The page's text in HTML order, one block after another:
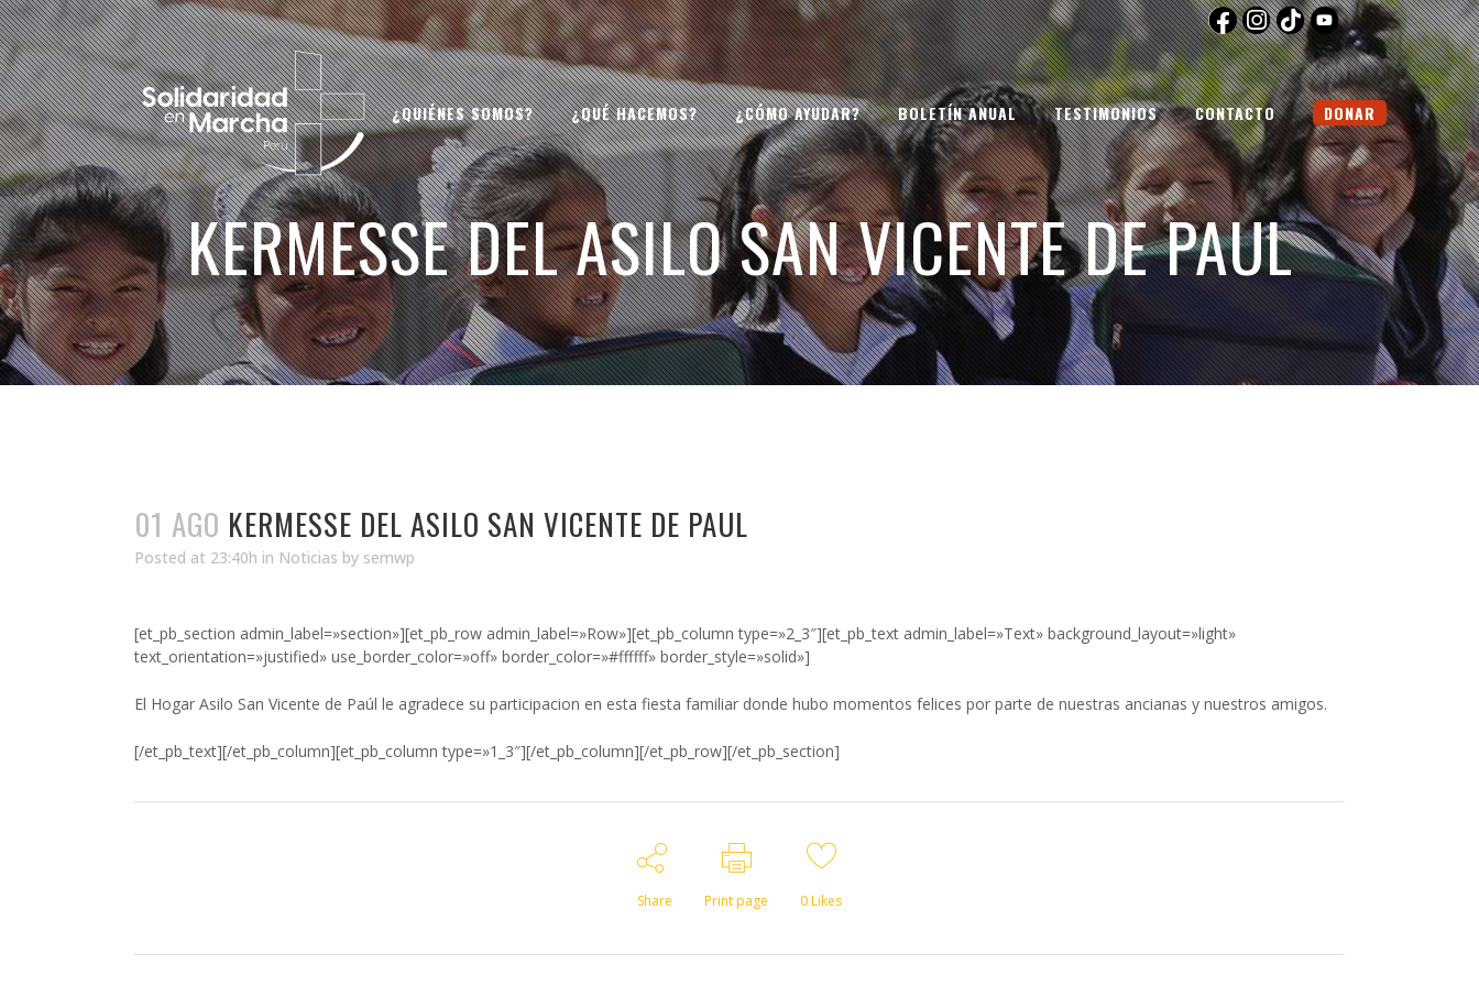
¿QUIÉNES SOMOS? ¿QUÉ HACEMOS? ¿CÓMO AYUDAR? BOLETÍN ANUAL TESTIMONIOS CONTACTO DONAR
KERMESSE DEL ASILO SAN VICENTE DE PAUL
01 AGO KERMESSE DEL ASILO SAN VICENTE DE PAUL
Posted at 23:40h in Noticias by semwp
[et_pb_section admin_label=»section»][et_pb_row admin_label=»Row»][et_pb_column type=»2_3″][et_pb_text admin_label=»Text» background_layout=»light»
text_orientation=»justified» use_border_color=»off» border_color=»#ffffff» border_style=»solid»]
El Hogar Asilo San Vicente de Paúl le agradece su participacion en esta fiesta familiar donde hubo momentos felices por parte de nuestras ancianas y nuestros amigos.
[/et_pb_text][/et_pb_column][et_pb_column type=»1_3″][/et_pb_column][/et_pb_row][/et_pb_section]
Share Print page 0Likes